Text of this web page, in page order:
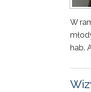
W
hab.